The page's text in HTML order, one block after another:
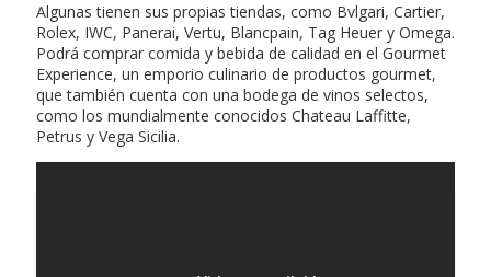
Algunas tienen sus propias tiendas, como Bvlgari, Cartier,
Rolex, IWC, Panerai, Vertu, Blancpain, Tag Heuer y Omega.
Podrá comprar comida y bebida de calidad en el Gourmet
Experience, un emporio culinario de productos gourmet,
que también cuenta con una bodega de vinos selectos,
como los mundialmente conocidos Chateau Laffitte,
Petrus y Vega Sicilia.